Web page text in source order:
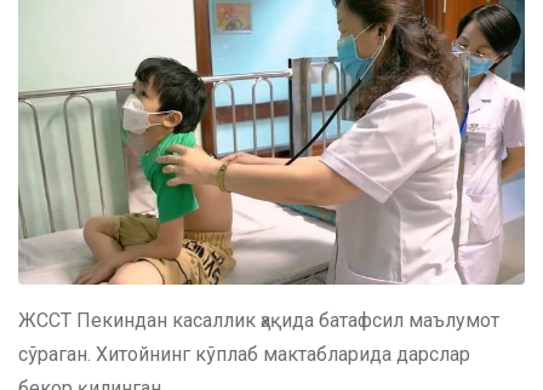
ЖССТ Пекиндан касаллик ҳақида батафсил маълумот
сўраган. Хитойнинг кўплаб мактабларида дарслар